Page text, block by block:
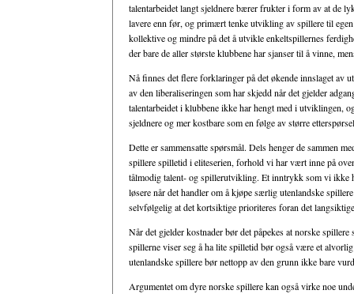
talentarbeidet langt sjeldnere bærer frukter i form av at de
lavere enn før, og primært tenke utvikling av spillere til
kollektive og mindre på det å utvikle enkeltspillernes
der bare de aller største klubbene har sjanser til å vinne,
Nå finnes det flere forklaringer på det økende innslaget av
av den liberaliseringen som har skjedd når det gjelder
talentarbeidet i klubbene ikke har hengt med i utviklingen,
sjeldnere og mer kostbare som en følge av større
Dette er sammensatte spørsmål. Dels henger de sammen
spillere spilletid i eliteserien, forhold vi har vært inne på
tålmodig talent- og spillerutvikling. Et inntrykk som vi ikke
løsere når det handler om å kjøpe særlig utenlandske
selvfølgelig at det kortsiktige prioriteres foran det
Når det gjelder kostnader bør det påpekes at norske
spillerne viser seg å ha lite spilletid bør også være et
utenlandske spillere bør nettopp av den grunn ikke bare
Argumentet om dyre norske spillere kan også virke noe